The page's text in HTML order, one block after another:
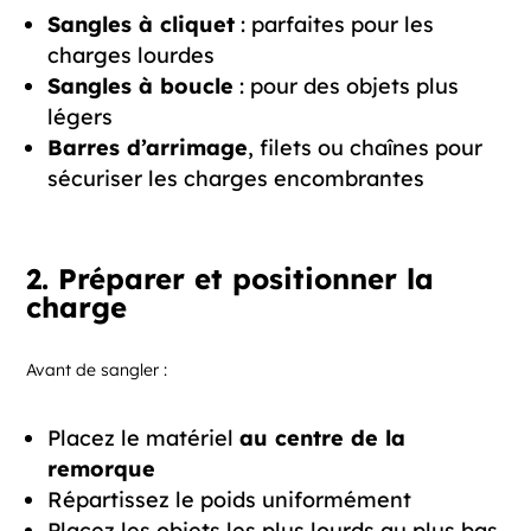
Sangles à cliquet : parfaites pour les
charges lourdes
Sangles à boucle : pour des objets plus
légers
Barres d’arrimage, filets ou chaînes pour
sécuriser les charges encombrantes
2. Préparer et positionner la
charge
Avant de sangler :
Placez le matérielau centre de la
remorque
Répartissez le poids uniformément